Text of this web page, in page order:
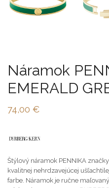
Náramok
EMERALD
74,00 €
Štýlový náramok PENNIKA
kvalitnej nehrdzavejúcej
farbe. Náramok je ručne